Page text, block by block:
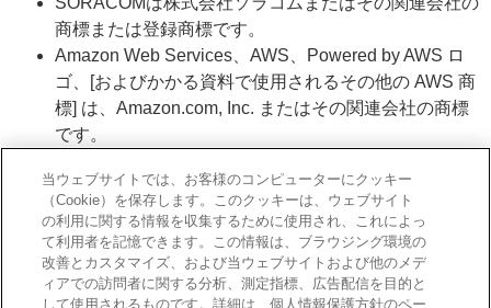
商標または登録商標です。
Amazon Web Services、AWS、Powered by AWS ロ
ゴ、[およびかかる資料で使用されるその他の AWS 商
標] は、Amazon.com, Inc. またはその関連会社の商標
です。
著作権について
当サイトに掲載されている情報やロゴ、商標、画像などの
著作物は、特段の記載がない限り、ビジネスエンジニアリ
ング株式会社（以下当社と呼びます）に帰属します。それ
当ウェブサイトでは、お客様のコンピューターにクッキー
（Cookie）を保存します。このクッキーは、ウェブサイト
の利用に関する情報を収集するために使用され、これによっ
て利用者を記憶できます。この情報は、ブラウジング環境の
改善とカスタマイズ、および当ウェブサイトおよび他のメデ
ィアでの訪問者に関する分析、測定指標、広告配信を目的と
して使用されるものです。詳細は、個人情報保護方針のペー